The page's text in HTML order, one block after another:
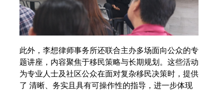
此外，李想律师事务所还联合主办多场面向公众的专
题讲座，内容聚焦于移民策略与长期规划。这些活动
为专业人士及社区公众在面对复杂移民决策时，提供
了 清晰、务实且具有可操作性的指导，进一步体现